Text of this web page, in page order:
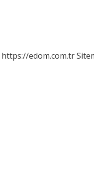
https://edom.com.tr